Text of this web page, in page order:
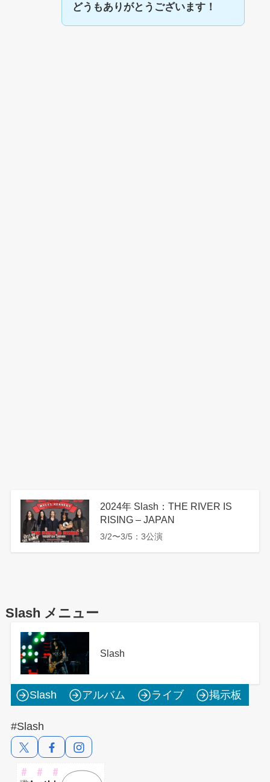
どうもありがとうございます！
2024年 Slash：THE RIVER IS
RISING – JAPAN
3/2〜3/5：3公演
Slash メニュー
Slash
Slash アルバム ライブ 掲示板
#Slash